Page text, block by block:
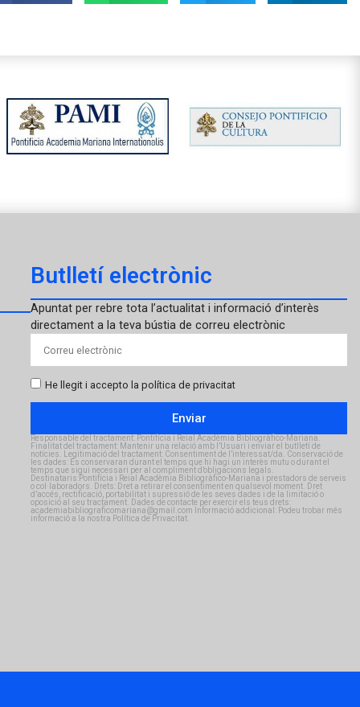
Butlletí electrònic
Apuntat per rebre tota l’actualitat i informació d’interès
directament a la teva bústia de correu electrònic
He llegit i accepto la política de privacitat
Enviar
Responsable del tractament: Pontifícia i Reial Acadèmia Bibliogràfico-Mariana.
Finalitat del tractament: Mantenir una relació amb l’Usuari i enviar el butlletí de
notícies. Legitimació del tractament: Consentiment de l’interessat/da. Conservació de
les dades: Es conservaran durant el temps que hi hagi un interès mutu o durant el
temps que sigui necessari per al compliment d’obligacions legals.
Destinataris:Pontifícia i Reial Acadèmia Bibliogràfico-Mariana i prestadors de serveis
o col·laboradors. Drets: Dret a retirar el consentiment en qualsevol moment. Dret
d’accés, rectificació, portabilitat i supressió de les seves dades i de la limitació o
oposició al seu tractament. Dades de contacte per exercir els teus drets:
academiabibliograficomariana@gmail.com Informació addicional: Podeu trobar més
informació a la nostra Política de Privacitat.